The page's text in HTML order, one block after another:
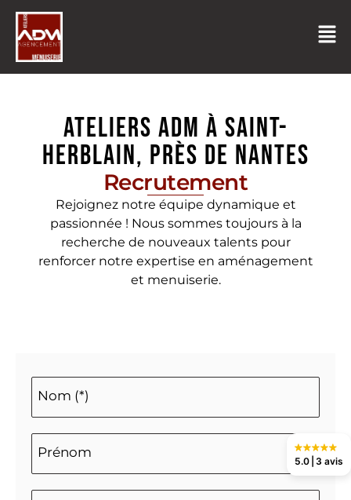
ATELIERS ADM à Saint-
Herblain, près de Nantes
Recrutement
Rejoignez notre équipe dynamique et
passionnée ! Nous sommes toujours à la
recherche de nouveaux talents pour
renforcer notre expertise en aménagement
et menuiserie.
Nom (*)
Prénom
5.0 3 avis